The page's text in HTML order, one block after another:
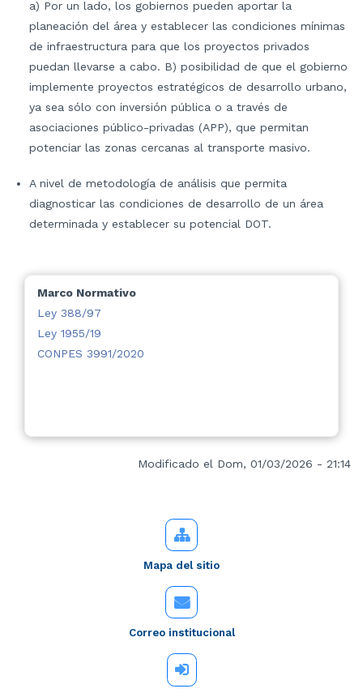
a) Por un lado, los gobiernos pueden aportar la
planeación del área y establecer las condiciones mínimas
de infraestructura para que los proyectos privados
puedan llevarse a cabo. B) posibilidad de que el gobierno
implemente proyectos estratégicos de desarrollo urbano,
ya sea sólo con inversión pública o a través de
asociaciones público-privadas (APP), que permitan
potenciar las zonas cercanas al transporte masivo.
A nivel de metodología de análisis que permita
diagnosticar las condiciones de desarrollo de un área
determinada y establecer su potencial DOT.
Marco Normativo
Ley 388/97
Ley 1955/19
CONPES 3991/2020
Modificado el Dom, 01/03/2026 - 21:14
Mapa del sitio
Correo institucional